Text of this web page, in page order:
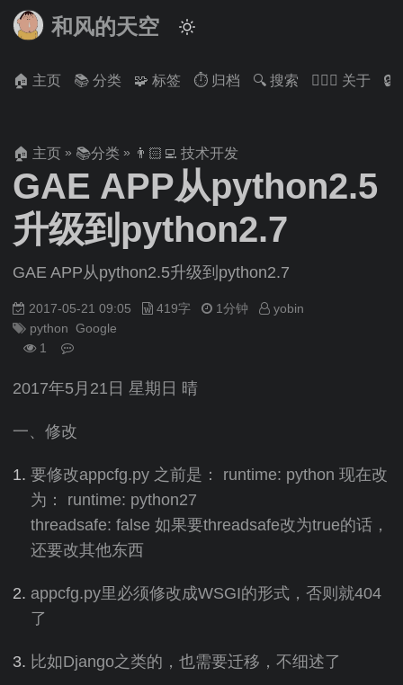
和风的天空
🏠 主页 📚 分类 🧩 标签 ⏱ 归档 🔍 搜索 🙋🏻‍♂️ 关于 🔒
🏠 主页 » 📚分类 » 👨🏻‍💻 技术开发
GAE APP从python2.5
升级到python2.7
GAE APP从python2.5升级到python2.7
2017-05-21 09:05 419字 1分钟
yobin
python Google
1
2017年5月21日 星期日 晴
一、修改
要修改appcfg.py 之前是： runtime: python 现在改
为： runtime: python27
threadsafe: false 如果要threadsafe改为true的话，
还要改其他东西
appcfg.py里必须修改成WSGI的形式，否则就404
了
比如Django之类的，也需要迁移，不细述了